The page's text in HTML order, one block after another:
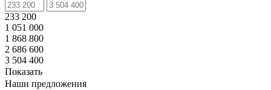
233 200
1 051 000
1 868 800
2 686 600
3 504 400
Показать
Наши предложения